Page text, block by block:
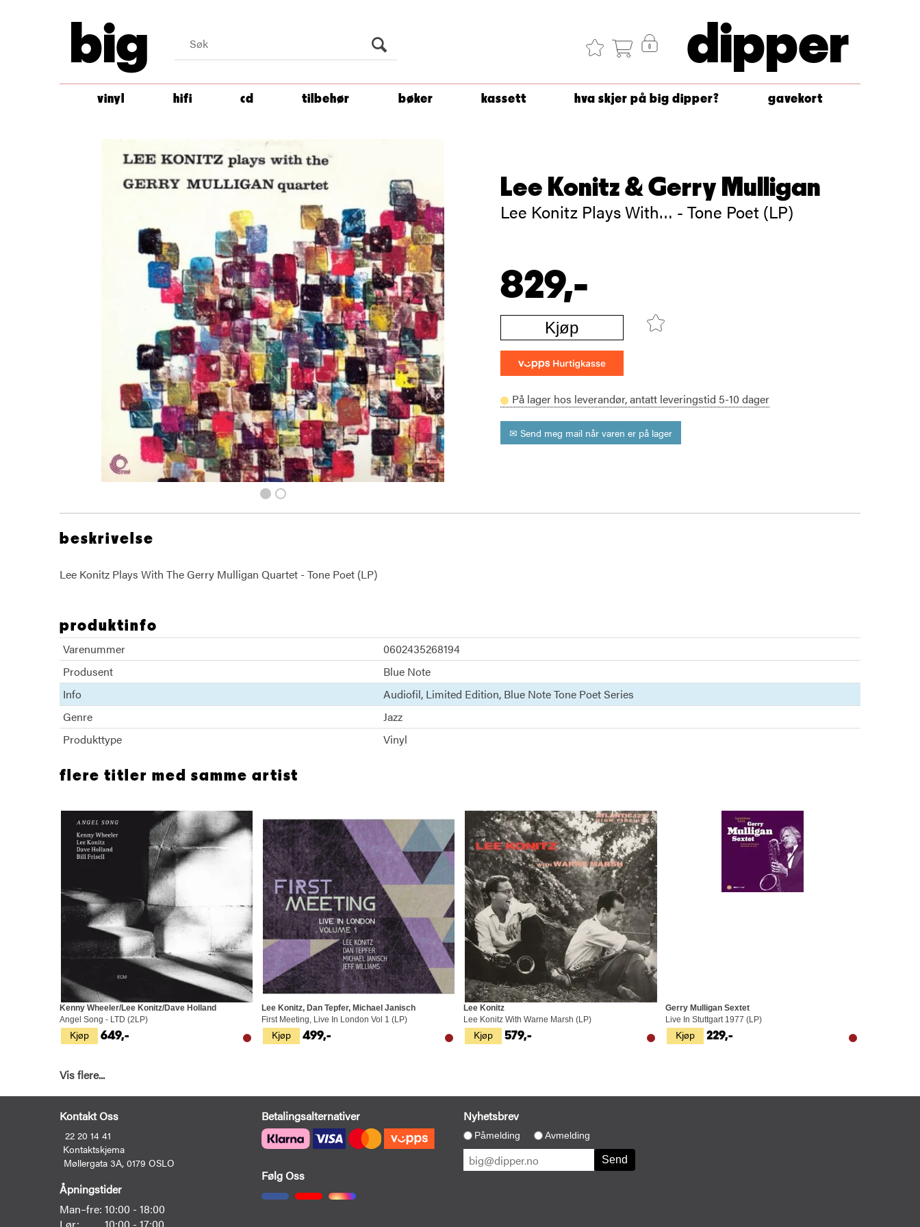
big dipper
vinyl hifi cd tilbehør bøker kassett hva skjer på big dipper? gavekort
Lee Konitz & Gerry Mulligan
Lee Konitz Plays With… - Tone Poet (LP)
829,-
Kjøp
På lager hos leverandør,antatt leveringstid 5-10 dager
✉ Send meg mail når varen er på lager
beskrivelse
Lee Konitz Plays With The Gerry Mulligan Quartet - Tone Poet (LP)
produktinfo
Varenummer
0602435268194
Produsent
Blue Note
Info
Audiofil Limited Edition Blue Note Tone Poet Series
Genre
Jazz
Produkttype
Vinyl
flere titler med samme artist
Kjøp
Kenny Wheeler/Lee Konitz/Dave Holland
Angel Song - LTD (2LP)
649,- Kjøp
Lee Konitz, Dan Tepfer, Michael Janisch
First Meeting, Live In London Vol 1 (LP)
499,- Kjøp
Lee Konitz
Lee Konitz With Warne Marsh (LP)
579,- Kjøp
Gerry Mulligan Sextet
Live In Stuttgart 1977 (LP)
229,-
Vis flere...
Kontakt Oss
22 20 14 41
Kontaktskjema
Møllergata 3A, 0179 OSLO
Åpningstider
Man–fre: 10:00 - 18:00
Betalingsalternativer
Følg Oss
Nyhetsbrev
Påmelding Avmelding